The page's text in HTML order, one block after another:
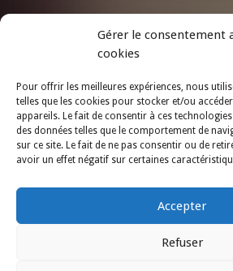
Gérer le consentement
cookies
Pour offrir les meilleures expériences, nous
telles que les cookies pour stocker et/ou
appareils. Le fait de consentir à ces
des données telles que le comportement de
sur ce site. Le fait de ne pas consentir ou de
avoir un effet négatif sur certaines
Accepter
Refuser
INFOLETTRELBP
Abonnez-vous à notre infolettre !
S'ABONNER